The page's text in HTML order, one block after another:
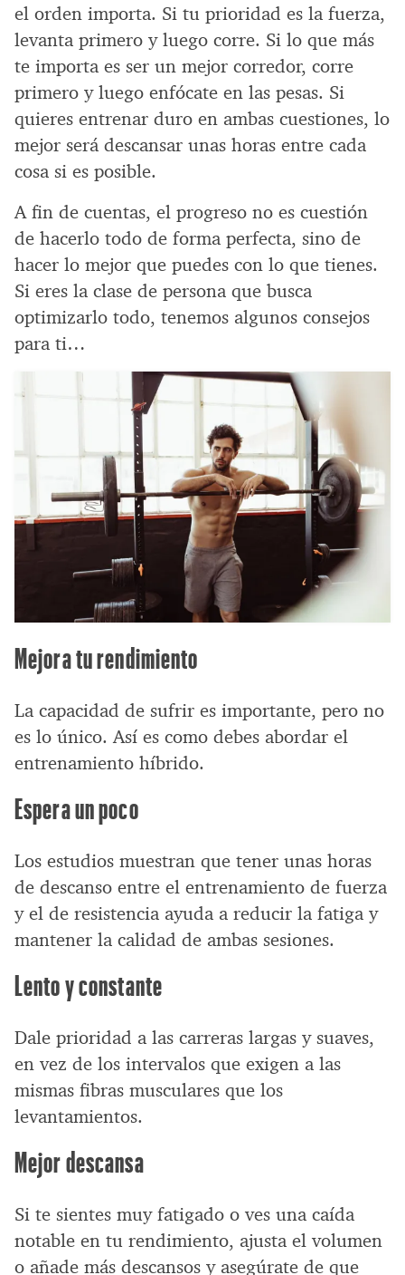
el orden importa. Si tu prioridad es la fuerza,
levanta primero y luego corre. Si lo que más
te importa es ser un mejor corredor, corre
primero y luego enfócate en las pesas. Si
quieres entrenar duro en ambas cuestiones, lo
mejor será descansar unas horas entre cada
cosa si es posible.
A fin de cuentas, el progreso no es cuestión
de hacerlo todo de forma perfecta, sino de
hacer lo mejor que puedes con lo que tienes.
Si eres la clase de persona que busca
optimizarlo todo, tenemos algunos consejos
para ti…
Mejora tu rendimiento
La capacidad de sufrir es importante, pero no
es lo único. Así es como debes abordar el
entrenamiento híbrido.
Espera un poco
Los estudios muestran que tener unas horas
de descanso entre el entrenamiento de fuerza
y el de resistencia ayuda a reducir la fatiga y
mantener la calidad de ambas sesiones.
Lento y constante
Dale prioridad a las carreras largas y suaves,
en vez de los intervalos que exigen a las
mismas fibras musculares que los
levantamientos.
Mejor descansa
Si te sientes muy fatigado o ves una caída
notable en tu rendimiento, ajusta el volumen
o añade más descansos y asegúrate de que